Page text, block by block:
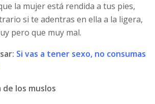
la mujer está rendida a tus pies,
si te adentras en ella a la ligera,
pero que muy mal.
Si vas a tener sexo, no consumas
los muslos